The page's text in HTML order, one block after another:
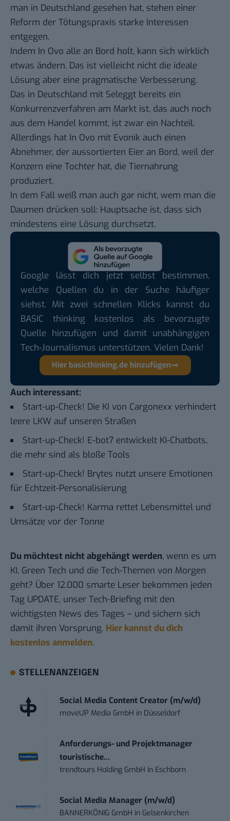
man in Deutschland gesehen hat, stehen einer
Reform der Tötungspraxis starke Interessen
entgegen.
Indem In Ovo alle an Bord holt, kann sich wirklich
etwas ändern. Das ist vielleicht nicht die ideale
Lösung aber eine pragmatische Verbesserung.
Das in Deutschland mit Seleggt bereits ein
Konkurrenzverfahren am Markt ist, das auch noch
aus dem Handel kommt, ist zwar ein Nachteil.
Allerdings hat In Ovo mit Evonik auch einen
Abnehmer, der aussortierten Eier an Bord, weil der
Konzern eine Tochter hat, die Tiernahrung
produziert.
In dem Fall weiß man auch gar nicht, wem man die
Daumen drücken soll: Hauptsache ist, dass sich
mindestens eine Lösung durchsetzt.
Google lässt dich jetzt selbst bestimmen,
welche Quellen du in der Suche häufiger
siehst. Mit zwei schnellen Klicks kannst du
BASIC thinking kostenlos als bevorzugte
Quelle hinzufügen und damit unabhängigen
Tech-Journalismus unterstützen. Vielen Dank!
Hier basicthinking.de hinzufügen
Auch interessant:
Start-up-Check! Die KI von Cargonexx verhindert
leere LKW auf unseren Straßen
Start-up-Check! E-bot7 entwickelt KI-Chatbots,
die mehr sind als bloße Tools
Start-up-Check! Brytes nutzt unsere Emotionen
für Echtzeit-Personalisierung
Start-up-Check! Karma rettet Lebensmittel und
Umsätze vor der Tonne
Du möchtest nicht abgehängt werden, wenn es um
KI, Green Tech und die Tech-Themen von Morgen
geht? Über 12.000 smarte Leser bekommen jeden
Tag UPDATE, unser Tech-Briefing mit den
wichtigsten News des Tages – und sichern sich
damit ihren Vorsprung. Hier kannst du dich
kostenlos anmelden.
STELLENANZEIGEN
Social Media Content Creator (m/w/d)
moveUP Media GmbH in Düsseldorf
Anforderungs- und Projektmanager
touristische...
trendtours Holding GmbH in Eschborn
Social Media Manager (m/w/d)
BANNERKÖNIG GmbH in Gelsenkirchen